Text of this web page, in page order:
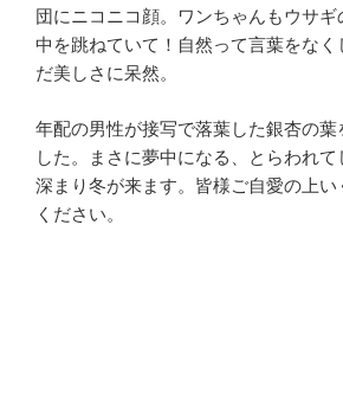
団にニコニコ顔。ワンちゃんもウサ
中を跳ねていて！自然って言葉をなく
だ美しさに呆然。
年配の男性が接写で落葉した銀杏の葉
した。まさに夢中になる、とらわれ
深まり冬が来ます。皆様ご自愛の上い
ください。